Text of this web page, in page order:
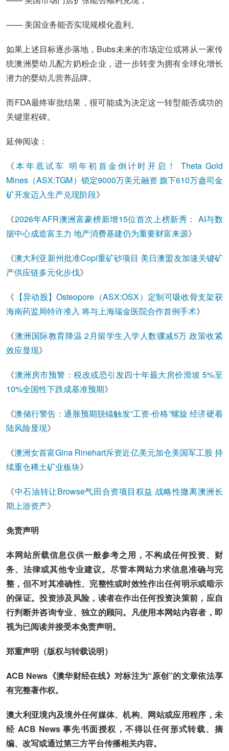
—— 美国业务能否实现规模化盈利。
如果上述目标逐步落地，Bubs未来的市场定位或将从一家传
统澳洲婴幼儿配方奶粉企业，进一步转变为拥有全球化增长
潜力的婴幼儿营养品牌。
而FDA最终审批结果，很可能成为决定这一转型能否成功的
关键里程碑。
延伸阅读：
《本年底试车 明年初首金倒计时开启！ Theta Gold
Mines（ASX:TGM）锁定9000万美元融资 旗下610万盎司金
矿开发迈入生产兑现阶段》
《2026年AFR澳洲富豪榜新增15位首次上榜新秀： AI与数
据中心成造富主力 地产消费基建仍为重要财富来源》
《澳大利亚新州批准Copi重矿砂项目 美日澳盟友加速关键矿
产供应链多元化步伐》
《 【异动股】Osteopore（ASX:OSX）定制可吸收骨支架获
海南药监局特许准入 将与上海瑞金医院合作首例手术》
《澳洲国际教育降温 2月留学生入学人数骤减5万 政策收紧
效应显现》
《澳洲房市预警：税改或恐引发四十年最大房价滑坡 5%至
10%全国性下跌成基准预期》
《澳储行警告：通胀预期脱锚触发“工资-价格”螺旋 经济硬着
陆风险显现》
《澳洲女首富Gina Rinehart斥资近亿美元加仓美国军工股 持
续重仓稀土矿业板块》
《中石油转让Browse气田合资项目权益 战略性撤离澳洲长
期上游资产》
免责声明
本网站所载信息仅供一般参考之用，不构成任何投资、财
务、法律或其他专业建议。尽管本网站力求信息准确与完
整，但不对其准确性、完整性或时效性作出任何明示或暗示
的保证。投资涉及风险，读者在作出任何投资决策前，应自
行判断并咨询专业、独立的顾问。凡使用本网站内容者，即
视为已阅读并接受本免责声明。
郑重声明（版权与转载说明）
ACB News《澳华财经在线》对标注为“原创”的文章依法享
有完整著作权。
澳大利亚境内及境外任何媒体、机构、网站或应用程序，未
经 ACB News 事先书面授权，不得以任何形式转载、摘
编、改写或通过第三方平台传播相关内容。